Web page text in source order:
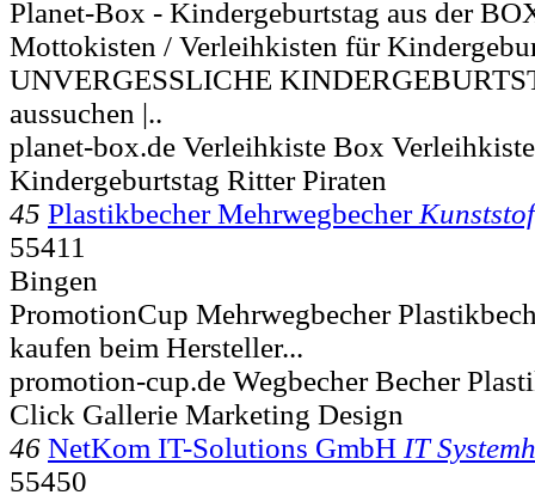
Planet-Box - Kindergeburtstag aus der
Mottokisten / Verleihkisten für
UNVERGESSLICHE
aussuchen |..
planet-box.de Verleihkiste Box
Kindergeburtstag Ritter Piraten
45 Plastikbecher Mehrwegbecher
55411
Bingen
PromotionCup Mehrwegbecher
kaufen beim Hersteller...
promotion-cup.de Wegbecher Becher
Click Gallerie Marketing Design
46 NetKom IT-Solutions GmbH IT
55450